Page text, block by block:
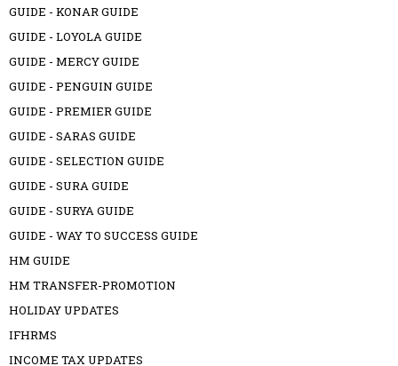
GUIDE - KONAR GUIDE
GUIDE - LOYOLA GUIDE
GUIDE - MERCY GUIDE
GUIDE - PENGUIN GUIDE
GUIDE - PREMIER GUIDE
GUIDE - SARAS GUIDE
GUIDE - SELECTION GUIDE
GUIDE - SURA GUIDE
GUIDE - SURYA GUIDE
GUIDE - WAY TO SUCCESS GUIDE
HM GUIDE
HM TRANSFER-PROMOTION
HOLIDAY UPDATES
IFHRMS
INCOME TAX UPDATES